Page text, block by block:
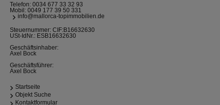
Telefon: 0034 677 33 32 93
Mobil: 0049 177 39 50 331
info@mallorca-topimmobilien.de
Steuernummer: CIF:B16632630
USt-IdNr.: ESB16632630
Geschäftsinhaber:
Axel Bock
Geschäftsführer:
Axel Bock
Startseite
Objekt Suche
Kontaktformular